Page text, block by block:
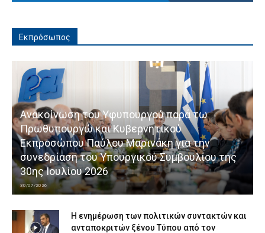
Εκπρόσωπος
Ανακοίνωση του Υφυπουργού παρά τω
Πρωθυπουργώ και Κυβερνητικού
Εκπροσώπου Παύλου Μαρινάκη για την
συνεδρίαση του Υπουργικού Συμβουλίου της
30ης Ιουλίου 2026
30/07/2026
Η ενημέρωση των πολιτικών συντακτών και
ανταποκριτών ξένου Τύπου από τον